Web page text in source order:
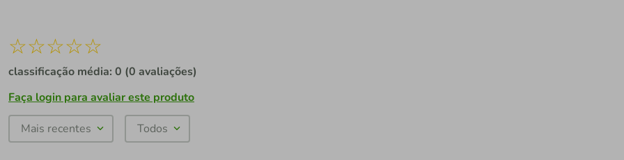
☆☆☆☆☆
classificação média: 0 (0 avaliações)
Faça login para avaliar este produto
Mais recentes Todos